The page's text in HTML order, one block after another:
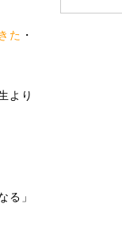
た ・
より
る」